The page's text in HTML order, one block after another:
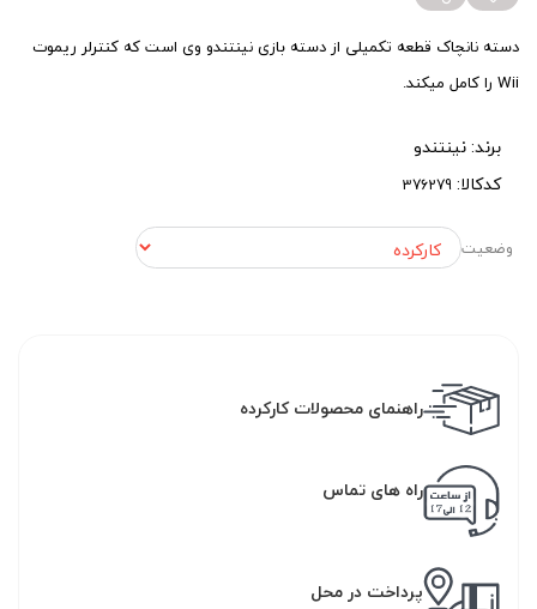
دسته نانچاک قطعه تکمیلی از دسته بازی نینتندو وی است که کنترلر ریموت
Wii را کامل میکند.
برند:نینتندو
کدکالا:
وضعیت
راهنمای محصولات کارکرده
راه های تماس
پرداخت در محل